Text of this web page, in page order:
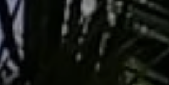
Flug-Service
Südsee
Inselparadiese